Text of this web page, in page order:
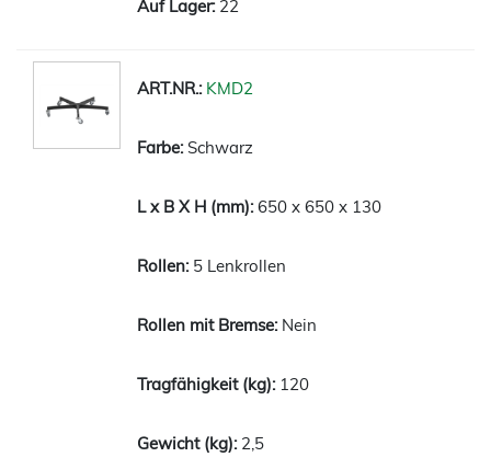
22
KMD2
Schwarz
650 x 650 x 130
5 Lenkrollen
Nein
120
2,5